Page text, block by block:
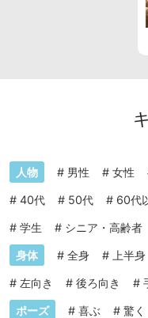
人物 # 男性 # 女性
# 40代 # 50代 # 60代
# 学生 # シニア・高齢者
身体 # 全身 # 上半身
# 左向き # 後ろ向き #
ポーズ # 喜ぶ # 驚く